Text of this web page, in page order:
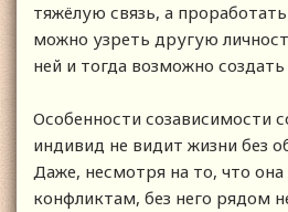
тяжёлую связь, а
можно узреть другую
ней и тогда возможно
Особенности созависимости
индивид не видит жизни без
Даже, несмотря на то, что
конфликтам, без него рядом